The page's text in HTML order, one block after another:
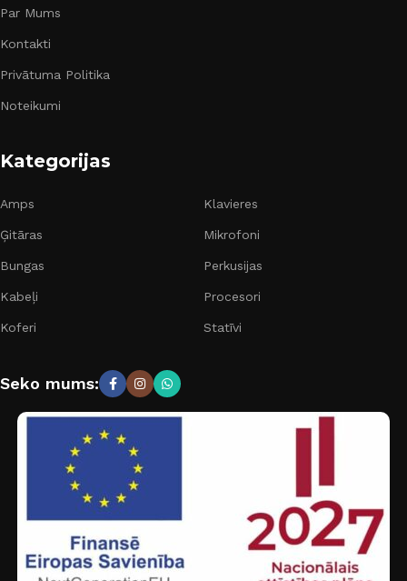
Par Mums
Kontakti
Privātuma Politika
Noteikumi
Kategorijas
Amps
Ģitāras
Bungas
Kabeļi
Koferi
Klavieres
Mikrofoni
Perkusijas
Procesori
Statīvi
Seko mums: